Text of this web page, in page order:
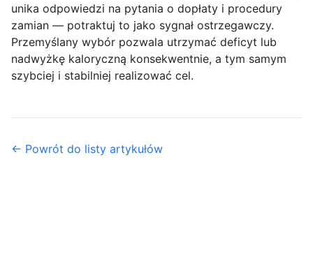
unika odpowiedzi na pytania o dopłaty i procedury
zamian — potraktuj to jako sygnał ostrzegawczy.
Przemyślany wybór pozwala utrzymać deficyt lub
nadwyżkę kaloryczną konsekwentnie, a tym samym
szybciej i stabilniej realizować cel.
← Powrót do listy artykułów